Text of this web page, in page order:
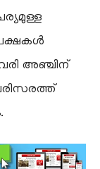
അഞ്ചിന്